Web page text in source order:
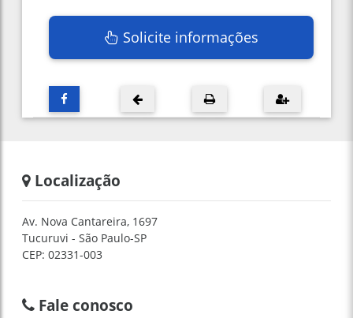
Solicite informações
Localização
Av. Nova Cantareira, 1697
Tucuruvi - São Paulo-SP
CEP: 02331-003
Fale conosco